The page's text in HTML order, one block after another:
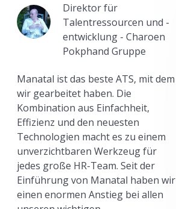
Direktor für
Talentressourcen und -
entwicklung - Charoen
Pokphand Gruppe
Manatal ist das beste ATS, mit dem
wir gearbeitet haben. Die
Kombination aus Einfachheit,
Effizienz und den neuesten
Technologien macht es zu einem
unverzichtbaren Werkzeug für
jedes große HR-Team. Seit der
Einführung von Manatal haben wir
einen enormen Anstieg bei allen